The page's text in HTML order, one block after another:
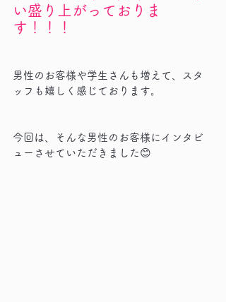
い盛り上がっておりま
す！！！
男性のお客様や学生さんも増えて、スタ
ッフも嬉しく感じております。
今回は、そんな男性のお客様にインタビ
ューさせていただきました😊